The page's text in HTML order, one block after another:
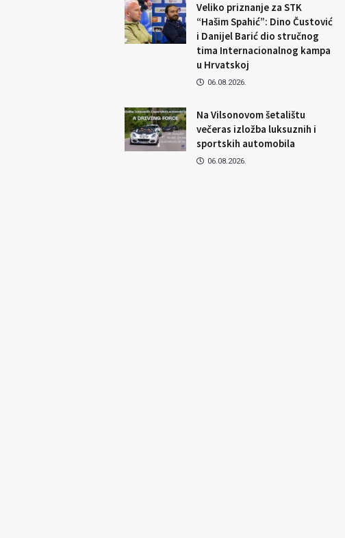
Veliko priznanje za STK
“Hašim Spahić”: Dino Čustović
i Danijel Barić dio stručnog
tima Internacionalnog kampa
u Hrvatskoj
06.08.2026.
Na Vilsonovom šetalištu
večeras izložba luksuznih i
sportskih automobila
06.08.2026.